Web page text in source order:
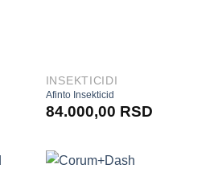
INSEKTICIDI
Afinto Insekticid
84.000,00 RSD